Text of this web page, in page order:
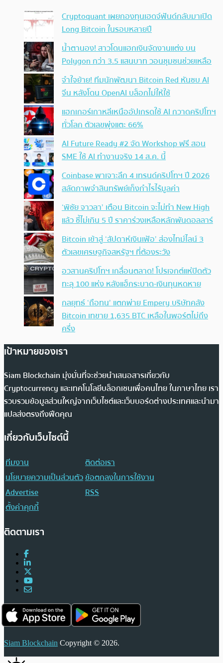
Cryptoquant เผยกองทุนเฮดจ์ฟันด์กลับมาเปิด
Long Bitcoin ในรอบหลายปี
น้ำตานอง! สาวโดนแฮกเงินจัดงานแต่ง บน
Polygon กว่า 3.5 แสนบาท วอนชุมชนช่วยเหลือ
จำใจย้าย! ทีมนักพัฒนา Bitcoin Red หันซบ AI
จีน หลังโดน OpenAI บล็อกไม่ให้ใช้
แฮกเกอร์เกาหลีเหนืออัปเกรดใช้ AI กวาดคริปโทฯ
ทั่วโลก ตัวเลขพุ่งแตะ 66%
AI Future Ready #2 จัด Workshop ฟรี สอน
SME ใช้ AI ทำงานจริง 14 ส.ค. นี้
Coinbase พาเจาะลึก 4 เทรนด์คริปโทฯ ปี 2026
สลัดภาพจำสินทรัพย์เก็งกำไรไร้มูลค่า
‘พิชัย จาวลา’ เตือน Bitcoin จะไม่ทำ New High
แล้ว ชี้ไม่เกิน 5 ปี ราคาร่วงเหลือหลักพันดอลลาร์
Bitcoin เข้าสู่ ‘สัปดาห์เงินเฟ้อ’ ส่องไทม์ไลน์ 3
ตัวเลขเศรษฐกิจสหรัฐฯ ที่ต้องระวัง
อวสานคริปโทฯ เกลื่อนตลาด! โปรเจกต์แห่ปิดตัว
ทะลุ 100 แห่ง หลังแฮ็กระบาด-เงินทุนหดหาย
กลยุทธ์ ‘ถือทน’ แตกพ่าย Empery บริษัทคลัง
Bitcoin เทขาย 1,635 BTC เหลือในพอร์ตไม่ถึง
ครึ่ง
เป้าหมายของเรา
Siam Blockchain มุ่งมั่นที่จะช่วยนำเสนอสารเกี่ยวกับ
Cryptocurrency และเทคโนโลยีบล็อกเชนเพื่อคนไทย ในภาษาไทย เรา
รวบรวมข้อมูลส่วนใหญ่จากเว็บไซต์และเว็บบอร์ดต่างประเทศและนำมา
แปลส่งตรงถึงฟีดคุณ
เกี่ยวกับเว็บไซต์นี้
ทีมงาน
ติดต่อเรา
นโยบายความเป็นส่วนตัวข้อตกลงในการใช้งาน
Advertise
RSS
ตั้งค่าคุกกี้
ติดตามเรา
Siam Blockchain Copyright © 2026.